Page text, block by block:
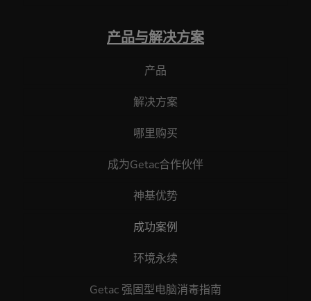
产品与解决方案
产品
解决方案
哪里购买
成为Getac合作伙伴
神基优势
成功案例
环境永续
Getac 强固型电脑消毒指南